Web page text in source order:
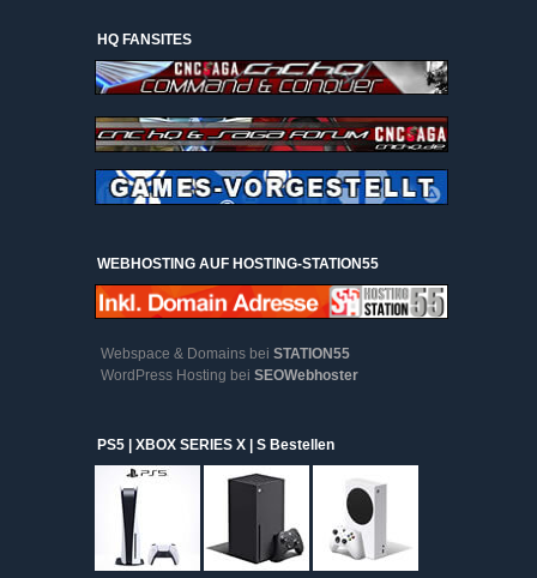
HQ FANSITES
WEBHOSTING AUF HOSTING-STATION55
Webspace & Domains bei STATION55
WordPress Hosting bei SEOWebhoster
PS5 | XBOX SERIES X | S Bestellen